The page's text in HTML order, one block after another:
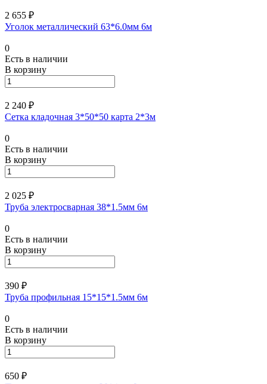
2 655 ₽
Уголок металлический 63*6.0мм 6м
0
Есть в наличии
В корзину
2 240 ₽
Сетка кладочная 3*50*50 карта 2*3м
0
Есть в наличии
В корзину
2 025 ₽
Труба электросварная 38*1.5мм 6м
0
Есть в наличии
В корзину
390 ₽
Труба профильная 15*15*1.5мм 6м
0
Есть в наличии
В корзину
650 ₽